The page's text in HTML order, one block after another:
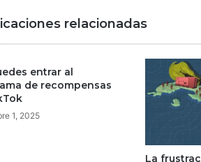
relacionadas
entrar al
de recompensas
1, 2025
La